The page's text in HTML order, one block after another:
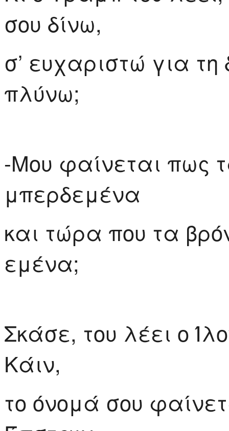
σου δίνω,
σ’ ευχαριστώ για
πλύνω;
-Μου φαίνεται πως
μπερδεμένα
και τώρα που τα
εμένα;
Σκάσε, του λέει ο
Κάιν,
το όνομά σου